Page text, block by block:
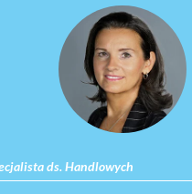
ds. Handlowych